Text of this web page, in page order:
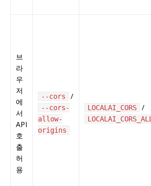
브
라
우
저
에
서
API
호
출
허
용
--cors /
--cors-
allow-
origins
LOCALAI_CORS /